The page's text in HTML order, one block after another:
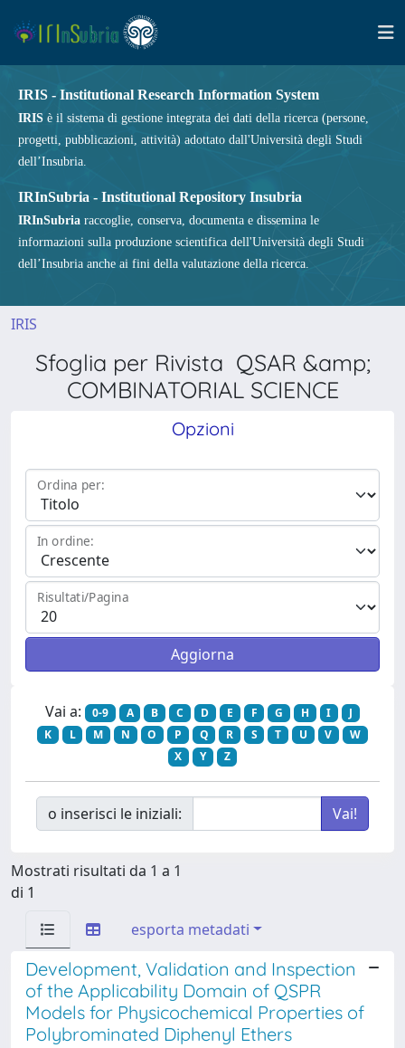
IRIS - Institutional Research Information System
IRIS è il sistema di gestione integrata dei dati della ricerca (persone,
progetti, pubblicazioni, attività) adottato dall'Università degli Studi
dell’Insubria.
IRInSubria - Institutional Repository Insubria
IRInSubria raccoglie, conserva, documenta e dissemina le
informazioni sulla produzione scientifica dell'Università degli Studi
dell’Insubria anche ai fini della valutazione della ricerca.
IRIS
Sfoglia per Rivista QSAR &amp;
COMBINATORIAL SCIENCE
Opzioni
Ordina per:
In ordine:
Risultati/Pagina
Vai a: 0-9 A B C D E F G H I
J
K
L M N O P Q R S T U V
W
X
Y Z
o inserisci le iniziali:
Mostrati risultati da 1 a 1
di 1
esporta metadati
Development, Validation and Inspection
of the Applicability Domain of QSPR
Models for Physicochemical Properties of
Polybrominated Diphenyl Ethers